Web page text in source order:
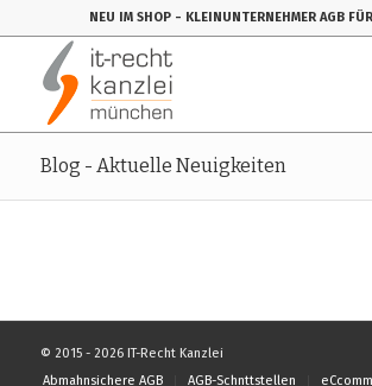
NEU IM SHOP - KLEINUNTERNEHMER AGB
Blog - Aktuelle Neuigkeiten
© 2015 - 2026 IT-Recht Kanzlei
Abmahnsichere AGB
AGB-Schnttstellen